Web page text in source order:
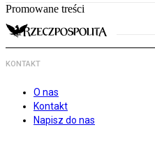
Promowane treści
KONTAKT
O nas
Kontakt
Napisz do nas